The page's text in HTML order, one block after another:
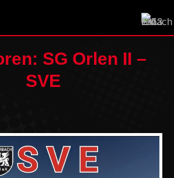
SG Orlen II –
SVE